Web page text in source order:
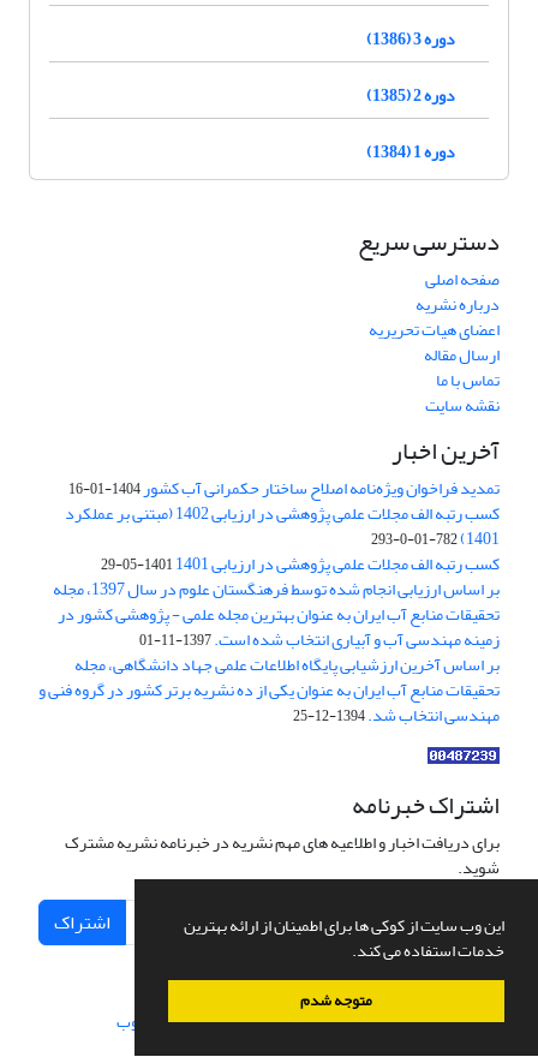
این وب سایت از کوکی ها برای اطمینان از ارائه بهترین
خدمات استفاده می کند.
متوجه شدم
دوره 3 (1386)
دوره 2 (1385)
دوره 1 (1384)
دسترسی سریع
صفحه اصلی
درباره نشریه
اعضای هیات تحریریه
ارسال مقاله
تماس با ما
نقشه سایت
آخرین اخبار
تمدید فراخوان ویژه‌نامه اصلاح ساختار حکمرانی آب کشور1404-01-16
کسب رتبه الف مجلات علمی پژوهشی در ارزیابی 1402 (مبتنی بر عملکرد
1401)
782-01-0-293
کسب رتبه الف مجلات علمی پژوهشی در ارزیابی 1401 1401-05-29
بر اساس ارزیابی انجام شده توسط فرهنگستان علوم در سال 1397، مجله
تحقیقات منابع آب ایران به عنوان بهترین مجله علمی - پژوهشی کشور در
زمینه مهندسی آب و آبیاری انتخاب شده است.1397-11-01
بر اساس آخرین ارزشیابی پایگاه اطلاعات علمی جهاد دانشگاهی، مجله
تحقیقات منابع آب ایران به عنوان یکی از ده نشریه برتر کشور در گروه فنی و
مهندسی انتخاب شد.1394-12-25
اشتراک خبرنامه
برای دریافت اخبار و اطلاعیه های مهم نشریه در خبرنامه نشریه مشترک
شوید.
اشتراک
سامانه مدیریت نشریات علمی.طراحی و پیاده سازی از سیناوب